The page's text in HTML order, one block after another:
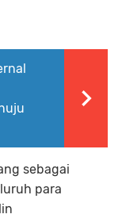
sebagai
para